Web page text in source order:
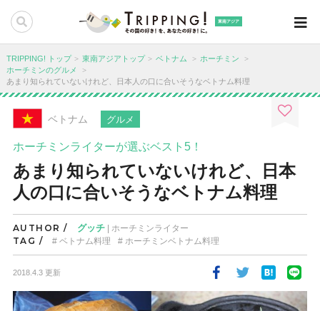
東南アジア
TRIPPING! トップ 東南アジアトップ ベトナム
ホーチミン
ホーチミンのグルメ
あまり知られていないけれど、日本人の口に合いそうなベトナム料理
ベトナム グルメ
ホーチミンライターが選ぶベスト5！
あまり知られていないけれど、日本
人の口に合いそうなベトナム料理
AUTHOR / グッチ| ホーチミンライター
TAG / ベトナム料理 ホーチミンベトナム料理
2018.4.3 更新